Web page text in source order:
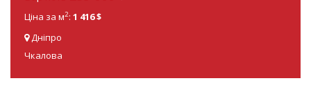
Ціна за м2: 1 416 $
Дніпро
Чкалова